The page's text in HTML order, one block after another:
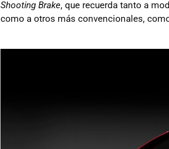
Shooting Brake, que recuerda tanto a
como a otros más convencionales,